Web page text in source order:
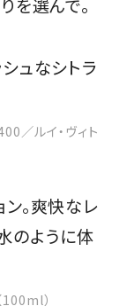
を選んで。
ュなシトラ
／ルイ・ヴィト
。爽快なレ
のように体
）